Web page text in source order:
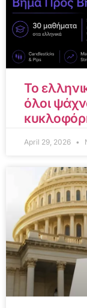
Το
όλοι
April 29, 2026